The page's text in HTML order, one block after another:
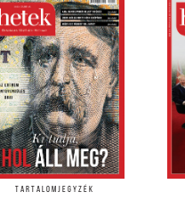
TARTALOMJEGYZÉK